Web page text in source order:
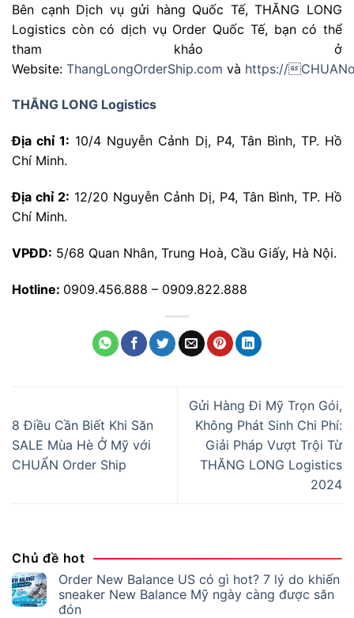
Bên cạnh Dịch vụ gửi hàng Quốc Tế, THĂNG LONG
Logistics còn có dịch vụ Order Quốc Tế, bạn có thể
tham khảo ở
Website: ThangLongOrderShip.com và https://
THĂNG LONG Logistics
Địa chỉ 1: 10/4 Nguyễn Cảnh Dị, P4, Tân Bình, TP. Hồ
Chí Minh.
Địa chỉ 2: 12/20 Nguyễn Cảnh Dị, P4, Tân Bình, TP. Hồ
Chí Minh.
VPĐD: 5/68 Quan Nhân, Trung Hoà, Cầu Giấy, Hà Nội.
Hotline: 0909.456.888 – 0909.822.888
8 Điều Cần Biết Khi Săn
SALE Mùa Hè Ở Mỹ với
CHUẨN Order Ship
Gửi Hàng Đi Mỹ Trọn Gói,
Không Phát Sinh Chi Phí:
Giải Pháp Vượt Trội Từ
THĂNG LONG Logistics
2024
Chủ đề hot
Order New Balance US có gì hot? 7 lý do khiến
sneaker New Balance Mỹ ngày càng được săn
đón